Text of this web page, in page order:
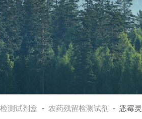
检测试剂盒 - 农药残留检测试剂 - 恶霉